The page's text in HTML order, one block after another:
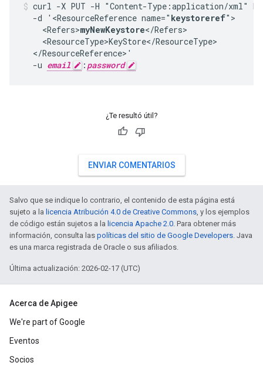
curl -X PUT -H "Content-Type:application/xml"
  -d '<ResourceReference name="
keystoreref">
    <Refers>
myNewKeystore</Refers>
    <ResourceType>KeyStore</ResourceType>
  </ResourceReference>'
  -u
email : password
¿Te resultó útil?
ENVIAR COMENTARIOS
Salvo que se indique lo contrario, el contenido de esta página está
sujeto a la licencia Atribución 4.0 de Creative Commons, y los ejemplos
de código están sujetos a la licencia Apache 2.0. Para obtener más
información, consulta las políticas del sitio de Google Developers. Java
es una marca registrada de Oracle o sus afiliados.
Última actualización: 2026-02-17 (UTC)
Acerca de Apigee
We're part of Google
Eventos
Socios